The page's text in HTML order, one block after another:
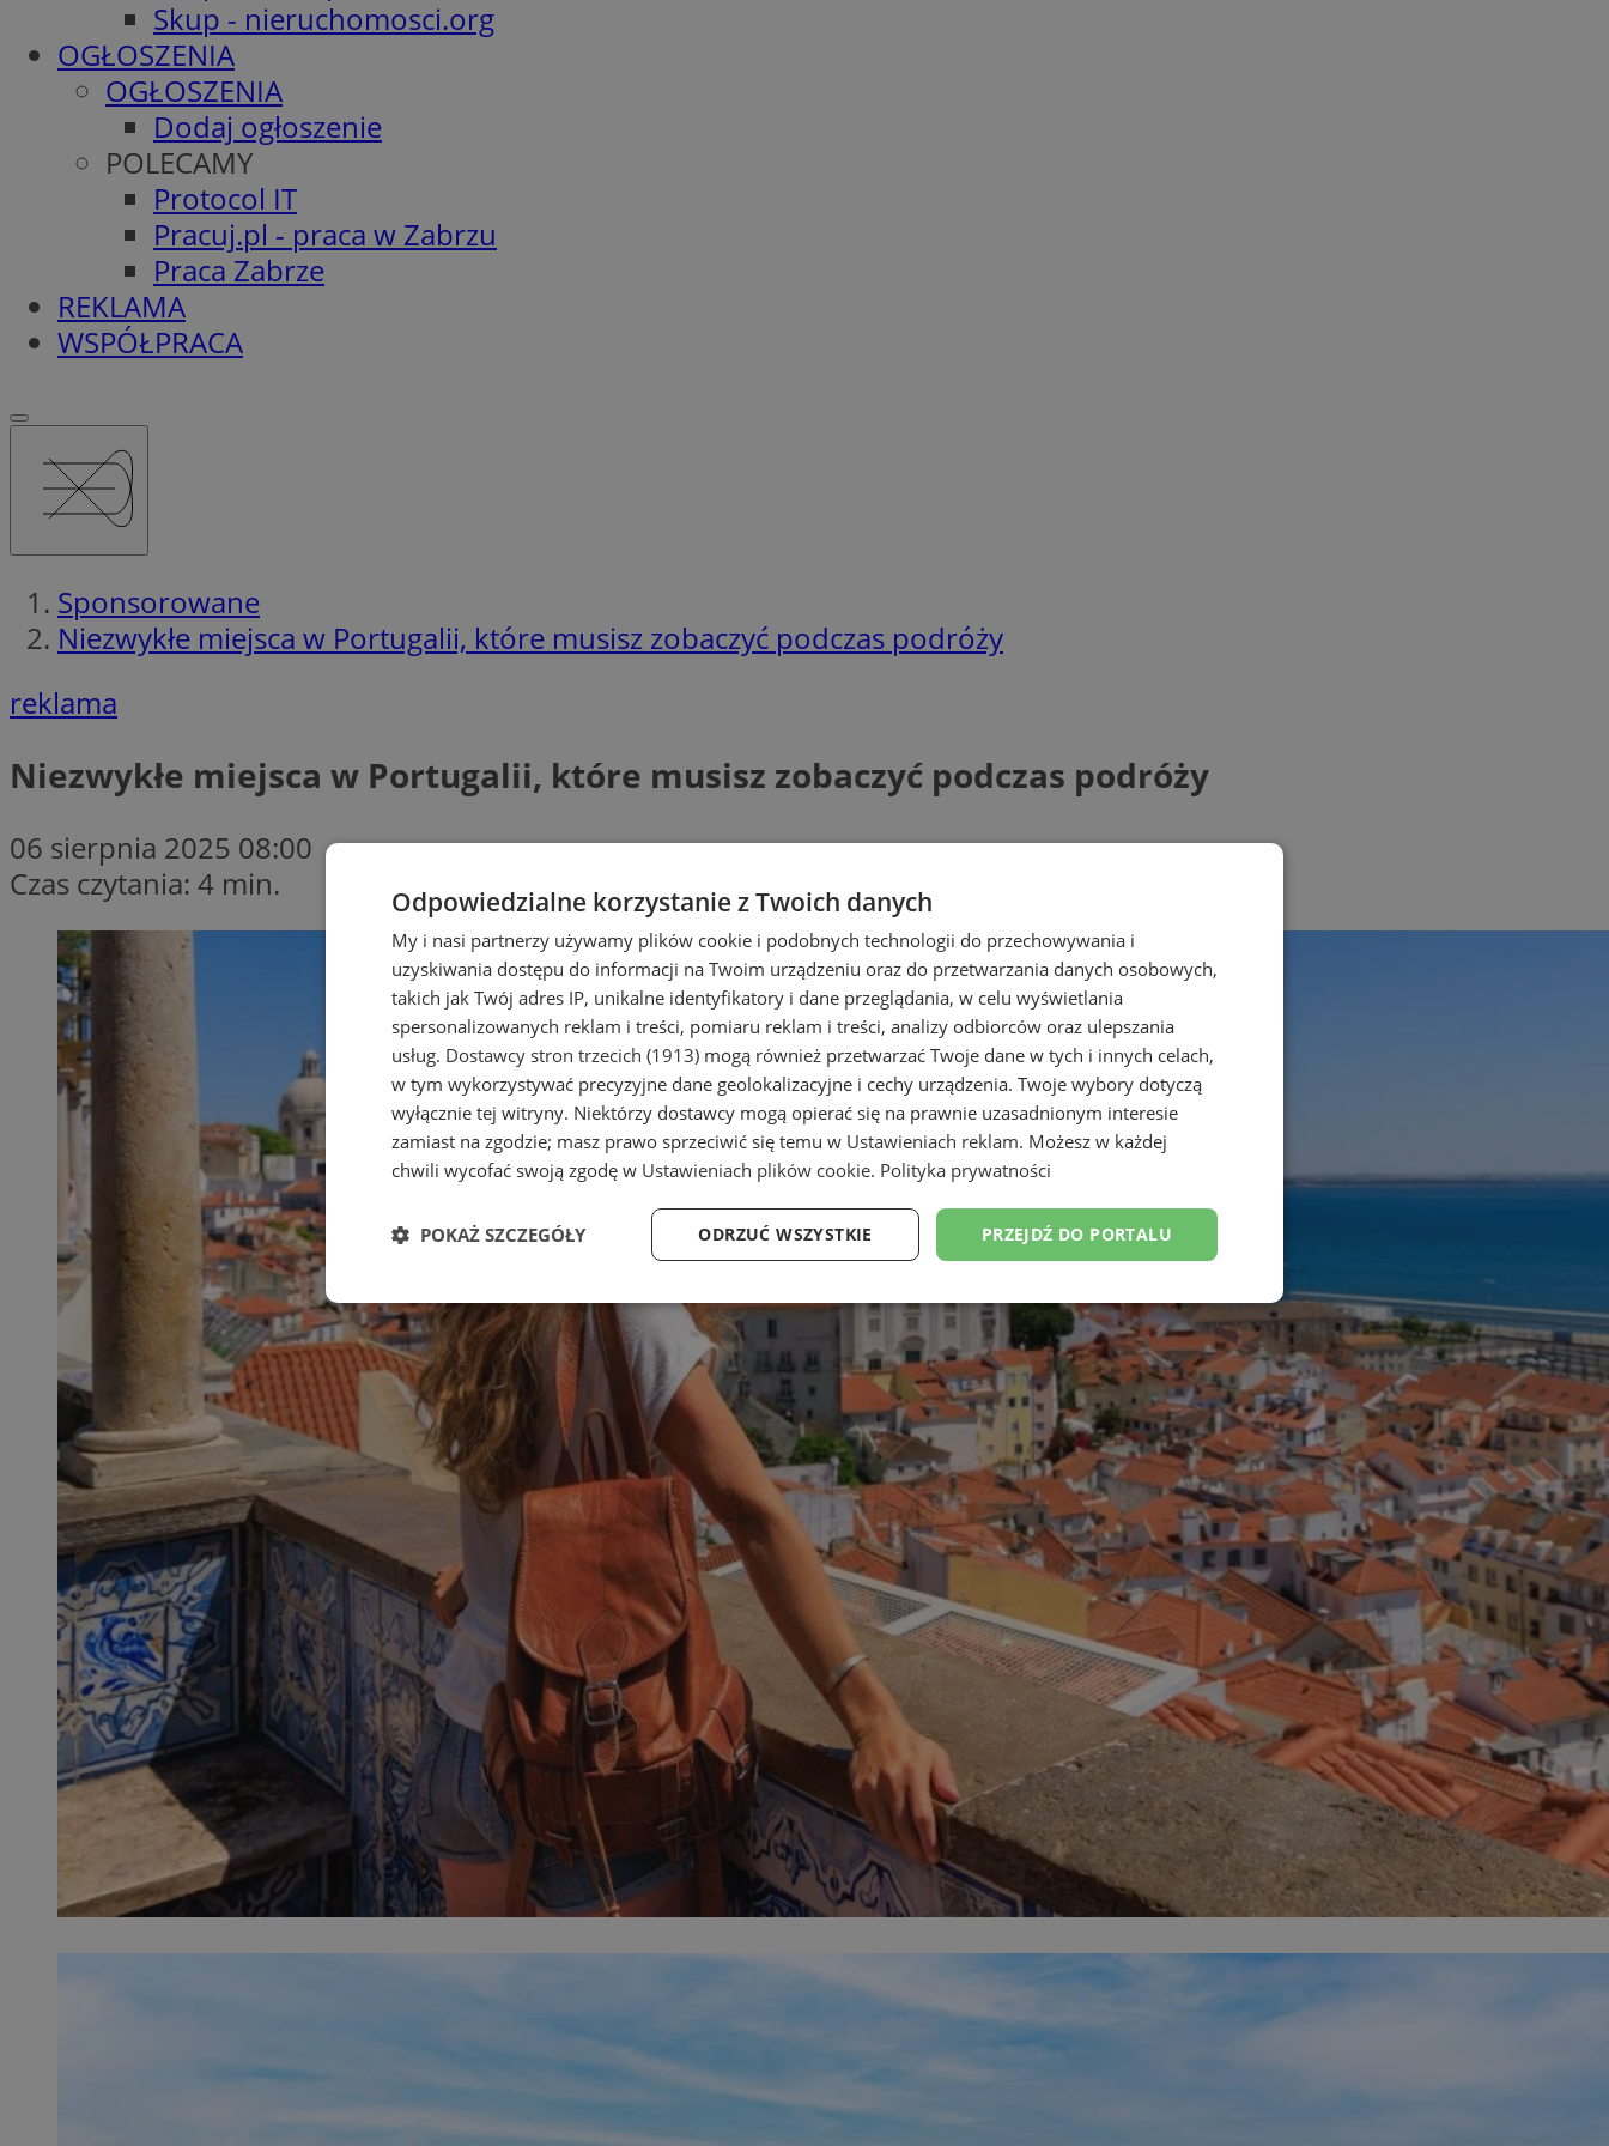
Skup - nieruchomosci.org
OGŁOSZENIA
OGŁOSZENIA
Dodaj ogłoszenie
POLECAMY
Protocol IT
Pracuj.pl - praca w Zabrzu
Praca Zabrze
REKLAMA
WSPÓŁPRACA
Sponsorowane
Niezwykłe miejsca w Portugalii, które musisz zobaczyć podczas podróży
reklama
Niezwykłe miejsca w Portugalii, które musisz zobaczyć podczas podróży
06 sierpnia 2025 08:00
Czas czytania: 4 min.
Odpowiedzialne korzystanie z Twoich danych
My i nasi partnerzy używamy plików cookie i podobnych technologii do przechowywania i
uzyskiwania dostępu do informacji na Twoim urządzeniu oraz do przetwarzania danych osobowych,
takich jak Twój adres IP, unikalne identyfikatory i dane przeglądania, w celu wyświetlania
spersonalizowanych reklam i treści, pomiaru reklam i treści, analizy odbiorców oraz ulepszania
usług. Dostawcy stron trzecich (1913) mogą również przetwarzać Twoje dane w tych i innych celach,
w tym wykorzystywać precyzyjne dane geolokalizacyjne i cechy urządzenia. Twoje wybory dotyczą
wyłącznie tej witryny. Niektórzy dostawcy mogą opierać się na prawnie uzasadnionym interesie
zamiast na zgodzie; masz prawo sprzeciwić się temu w Ustawieniach reklam. Możesz w każdej
chwili wycofać swoją zgodę w Ustawieniach plików cookie. Polityka prywatności
PRZEJDŹ DO PORTALU
ODRZUĆ WSZYSTKIE
POKAŻ SZCZEGÓŁY
Niezbędne Wydajność Targetowanie Funkcjonalność Niesklasyfikowane
Niezbędne Wydajność Targetowanie Funkcjonalność Niesklasyfikowane
Niezbędne pliki cookie umożliwiają korzystanie z podstawowych funkcji strony internetowej, takich jak logowanie użytkownika i
zarządzanie kontem. Bez niezbędnych plików cookie nie można prawidłowo korzystać ze strony internetowej.
Nazwa
/
Domena
przechowywania
Opis
SessID zabrze.com.pl 1 rok
Ten plik cookie przechowuje identyfikator sesji.
QeSessID
zabrze.com.pl
Ten plik cookie przechowuje identyfikator sesji.
MvSessID
zabrze.com.pl
Ten plik cookie przechowuje identyfikator sesji.
__cf_bm
Cloudflare
Inc.
.x.com
29 minut 53
sekundy
Ten plik cookie służy do rozróżniania ludzi i botów. Jest
to korzystne dla strony internetowej, ponieważ
umożliwia tworzenie ważnych raportów na temat
korzystania z jej witryny internetowej.
__cf_bm
Cloudflare
29 minut 55
sekund
Ten plik cookie służy do rozróżniania ludzi i botów. Jest
to korzystne dla strony internetowej, ponieważ
umożliwia tworzenie ważnych raportów na temat
korzystania z jej witryny internetowej.
CookieScriptConsent
CookieScript
zabrze.com.pl
4 tygodnie 2 dni
Ten plik cookie jest używany przez usługę Cookie-
Script.com do zapamiętywania preferencji dotyczących
aby baner cookie Cookie-Script.com działał poprawnie.
Ten plik cookie przechowuje informacje o zgodzie
prywatności podczas korzystania z witryny. Rejestruje